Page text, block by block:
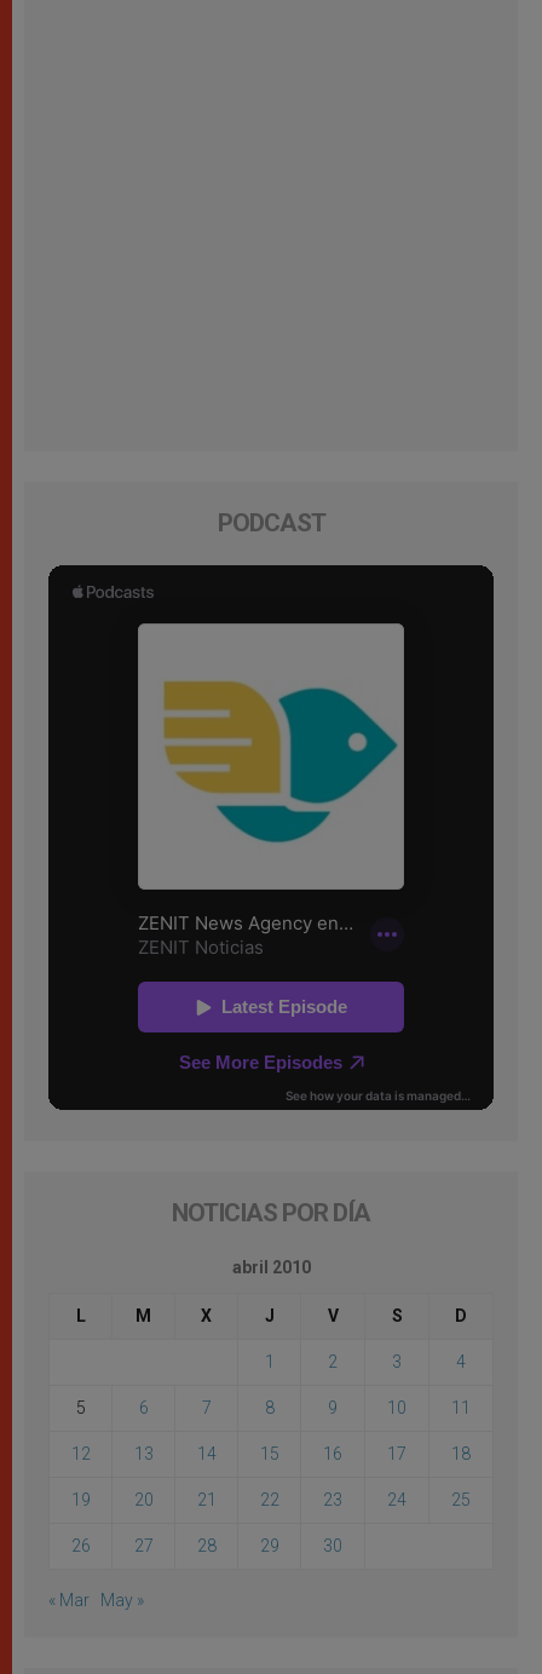
PODCAST
NOTICIAS POR DÍA
abril 2010
L M X J V S D
1 2 3 4
5 6 7 8 9 10 11
12 13 14 15 16 17 18
19 20 21 22 23 24 25
26 27 28 29 30
« Mar May »